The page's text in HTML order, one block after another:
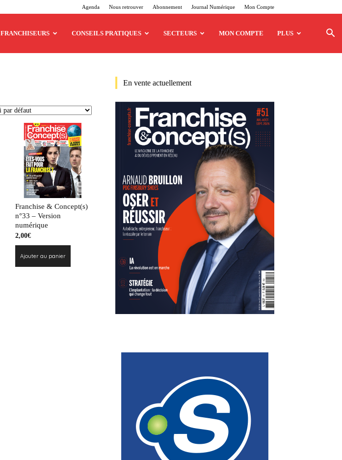
Agenda Nous retrouver Abonnement Journal Numérique Mon Compte
FRANCHISEURS CONSEILS PRATIQUES SECTEURS MON COMPTE PLUS
Franchise & Concept(s)
n°33 – Version
numérique
2,00€
Ajouter au panier
En vente actuellement